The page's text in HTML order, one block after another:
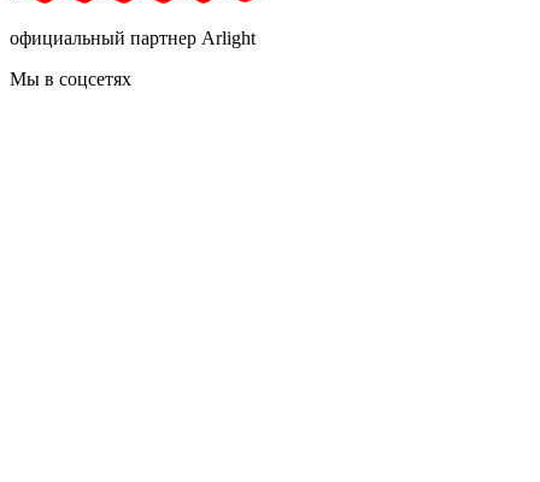
официальный партнер Arlight
Мы в соцсетях